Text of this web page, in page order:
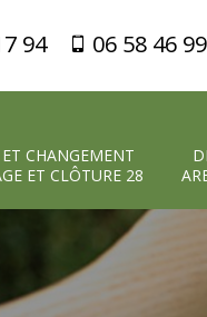
94 06 58 46
ET CHANGEMENT
ET CLÔTURE 28